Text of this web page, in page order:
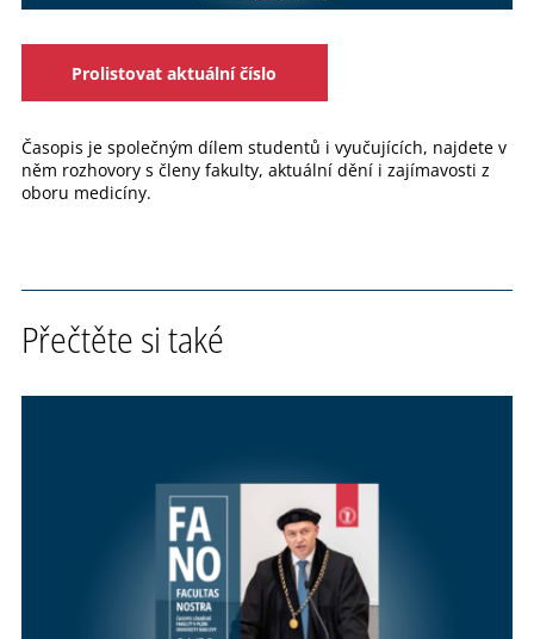
Prolistovat aktuální číslo
Časopis je společným dílem studentů i vyučujících, najdete v
něm rozhovory s členy fakulty, aktuální dění i zajímavosti z
oboru medicíny.
Přečtěte si také